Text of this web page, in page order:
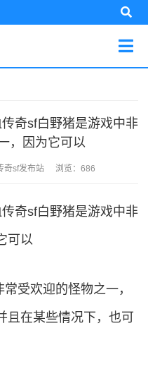
奇sf白野猪是游戏中非
，因为它可以
奇sf发布站 浏览：686
奇sf白野猪是游戏中非
可以
受欢迎的怪物之一，
且在某些情况下，也可